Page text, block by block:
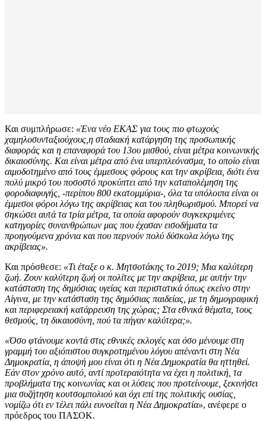
Και συμπλήρωσε: «Ένα νέο ΕΚΑΣ για τους πιο φτωχούς
χαμηλοσυνταξιούχους,η σταδιακή κατάργηση της προσωπικής
διαφοράς και η επαναφορά του 13ου μισθού, είναι μέτρα κοινωνικής
δικαιοσύνης. Και είναι μέτρα από ένα υπερπλεόνασμα, το οποίο είναι
αιμοδοτημένο από τους έμμεσους φόρους και την ακρίβεια, διότι ένα
πολύ μικρό του ποσοστό προκύπτει από την καταπολέμηση της
φοροδιαφυγής, -περίπου 800 εκατομμύρια-, όλα τα υπόλοιπα είναι οι
έμμεσοι φόροι λόγω της ακρίβειας και του πληθωρισμού. Μπορεί να
σηκώσει αυτά τα τρία μέτρα, τα οποία αφορούν συγκεκριμένες
κατηγορίες συνανθρώπων μας που έχασαν εισοδήματα τα
προηγούμενα χρόνια και που περνούν πολύ δύσκολα λόγω της
ακρίβειας».
Και πρόσθεσε: «Τι έταξε ο κ. Μητσοτάκης το 2019; Μια καλύτερη
ζωή. Ζουν καλύτερη ζωή οι πολίτες με την ακρίβεια, με αυτήν την
κατάσταση της δημόσιας υγείας και περιστατικά όπως εκείνο στην
Αίγινα, με την κατάσταση της δημόσιας παιδείας, με τη δημογραφική
και περιφερειακή κατάρρευση της χώρας; Στα εθνικά θέματα, τους
θεσμούς, τη δικαιοσύνη, πού τα πήγαν καλύτερα;».
«Όσο φτάνουμε κοντά στις εθνικές εκλογές και όσο μένουμε στη
γραμμή του αξιόπιστου συγκροτημένου λόγου απέναντι στη Νέα
Δημοκρατία, η άποψή μου είναι ότι η Νέα Δημοκρατία θα ηττηθεί.
Εάν στον χρόνο αυτό, αντί προτεραιότητα να έχει η πολιτική, τα
προβλήματα της κοινωνίας και οι λύσεις που προτείνουμε, ξεκινήσει
μια συζήτηση κουτσομπολιού και όχι επί της πολιτικής ουσίας,
νομίζω ότι εν τέλει πάλι ευνοείται η Νέα Δημοκρατία», ανέφερε ο
πρόεδρος του ΠΑΣΟΚ.